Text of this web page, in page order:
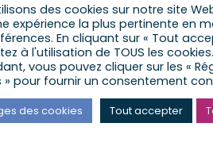
de Kilstett
des cookies sur notre site
expérience la plus pertinente en
En cliquant sur « Tout
à l'utilisation de TOUS les cookies.
vous pouvez cliquer sur les «
» pour fournir un consentement
des cookies Tout accepter